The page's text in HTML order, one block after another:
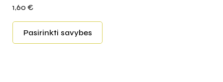
1,60 €
Pasirinkti savybes